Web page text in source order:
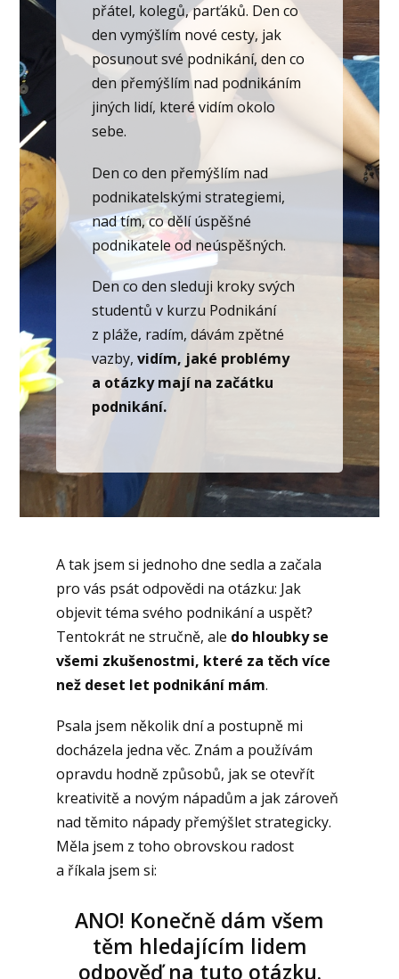
přátel, kolegů, parťáků. Den co
den vymýšlím nové cesty, jak
posunout své podnikání, den co
den přemýšlím nad podnikáním
jiných lidí, které vidím okolo
sebe.
Den co den přemýšlím nad
podnikatelskými strategiemi,
nad tím, co dělí úspěšné
podnikatele od neúspěšných.
Den co den sleduji kroky svých
studentů v kurzu Podnikání
z pláže, radím, dávám zpětné
vazby, vidím, jaké problémy
a otázky mají na začátku
podnikání.
A tak jsem si jednoho dne sedla a začala
pro vás psát odpovědi na otázku: Jak
objevit téma svého podnikání a uspět?
Tentokrát ne stručně, ale do hloubky se
všemi zkušenostmi, které za těch více
než deset let podnikání mám.
Psala jsem několik dní a postupně mi
docházela jedna věc. Znám a používám
opravdu hodně způsobů, jak se otevřít
kreativitě a novým nápadům a jak zároveň
nad těmito nápady přemýšlet strategicky.
Měla jsem z toho obrovskou radost
a říkala jsem si:
ANO! Konečně dám všem
těm hledajícím lidem
odpověď na tuto otázku.